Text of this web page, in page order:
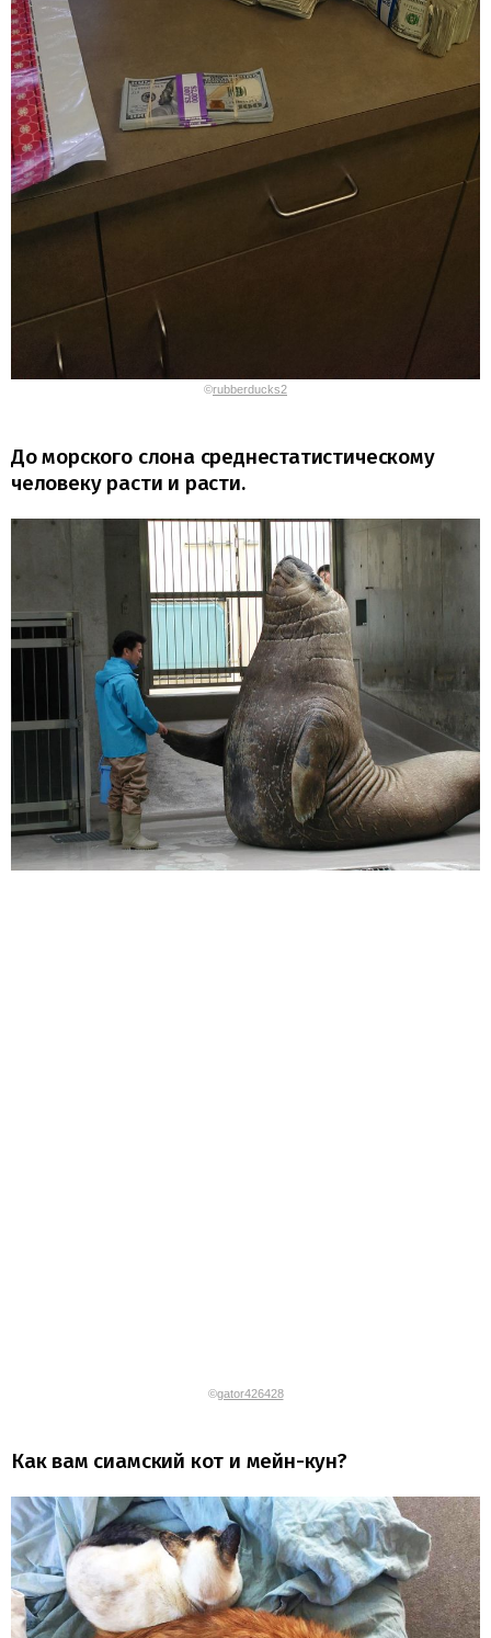
©rubberducks2
До морского слона среднестатистическому
человеку расти и расти.
©gator426428
Как вам сиамский кот и мейн-кун?